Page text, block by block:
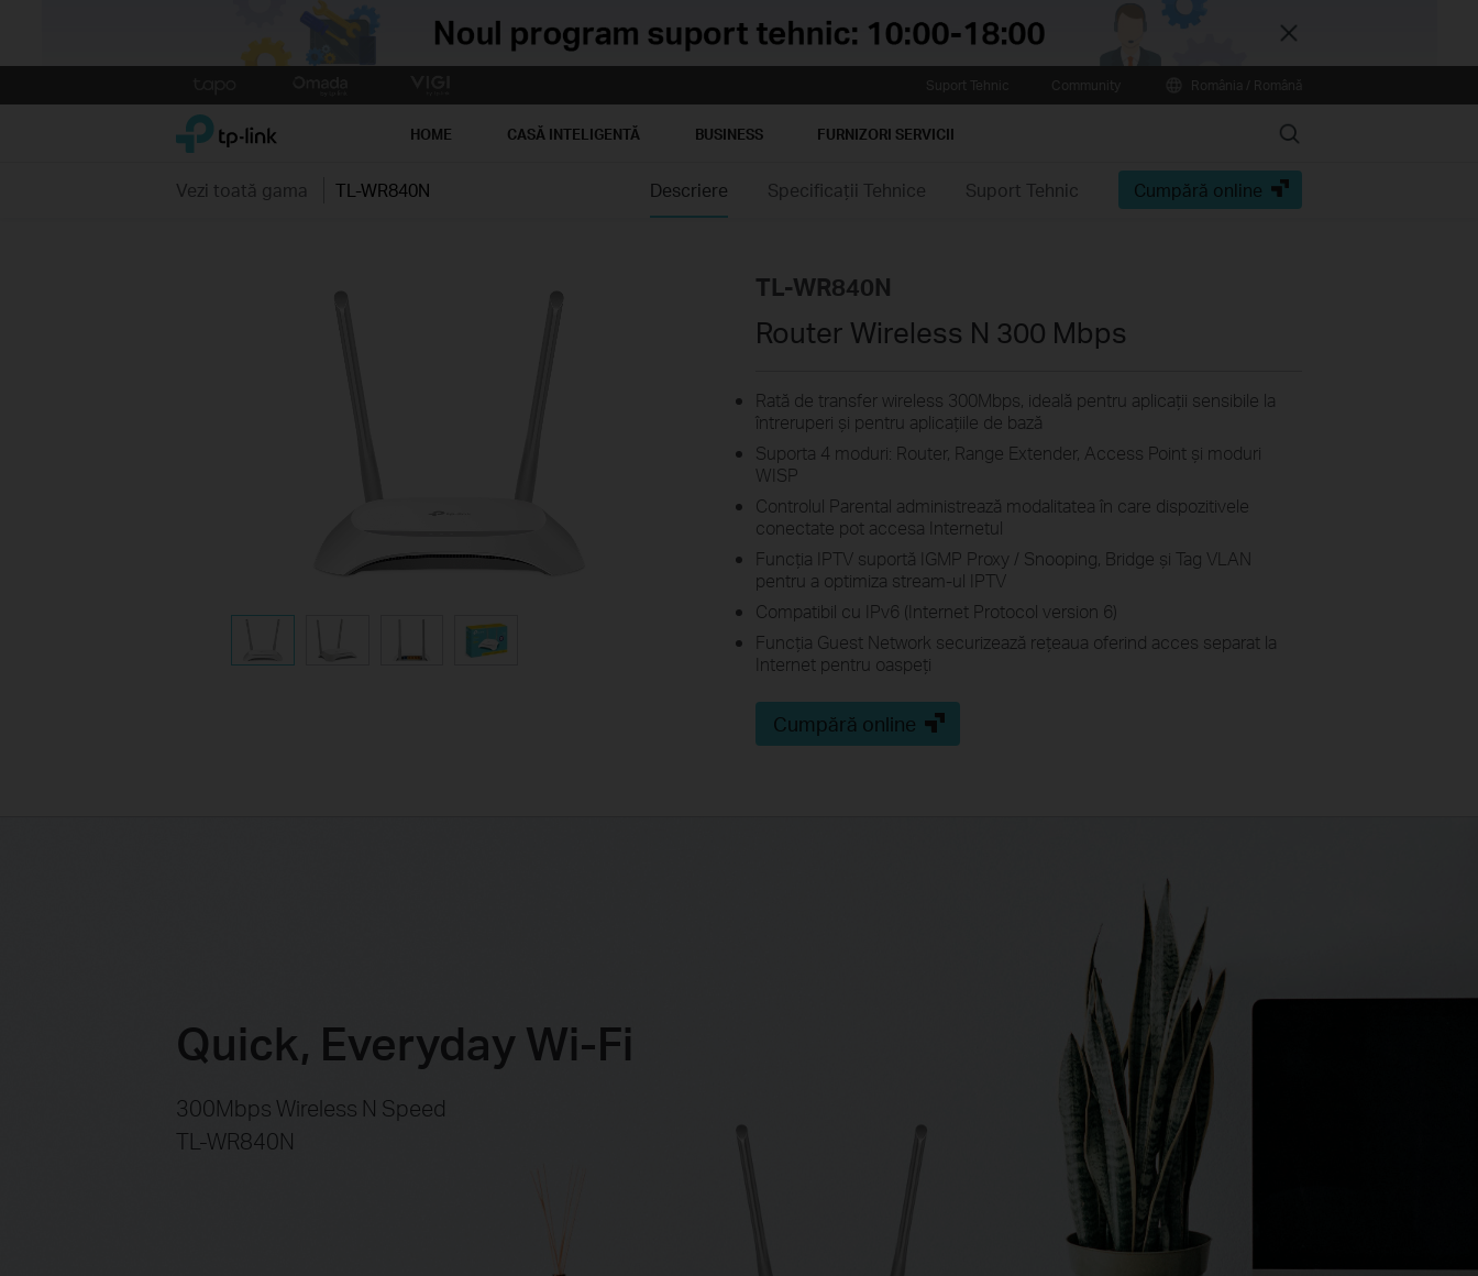
Close
to
TP-Link, Reliably Smart HOME CASĂ INTELIGENTĂ BUSINESS FURNIZORI SERVICII Search
Vezi toată gama TL-WR840N Descriere Specificaţii Tehnice Suport Tehnic Cumpără online
TL-WR840N
Router Wireless N 300 Mbps
Rată de transfer wireless 300Mbps, ideală pentru aplicații sensibile la
întreruperi și pentru aplicațiile de bază
Suporta 4 moduri: Router, Range Extender, Access Point și moduri
WISP
Controlul Parental administrează modalitatea în care dispozitivele
conectate pot accesa Internetul
Funcția IPTV suportă IGMP Proxy / Snooping, Bridge și Tag VLAN
pentru a optimiza stream-ul IPTV
Compatibil cu IPv6 (Internet Protocol version 6)
Funcția Guest Network securizează rețeaua oferind acces separat la
Internet pentru oaspeți
Cumpără online
Quick, Everyday Wi-Fi
300Mbps Wireless N Speed
TL-WR840N